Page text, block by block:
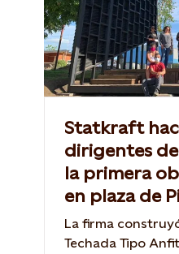
Statkraft
dirigentes
la primera
en plaza de
La firma
Techada Tipo